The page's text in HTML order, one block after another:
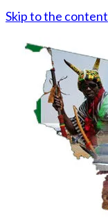
Skip to the content